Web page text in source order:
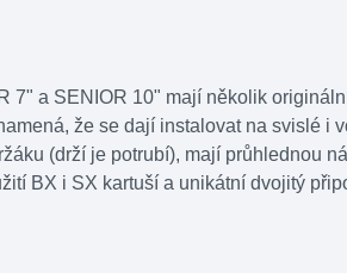
7" a SENIOR 10" mají několik
že se dají instalovat na svislé i
(drží je potrubí), mají průhlednou
BX i SX kartuší a unikátní dvojitý